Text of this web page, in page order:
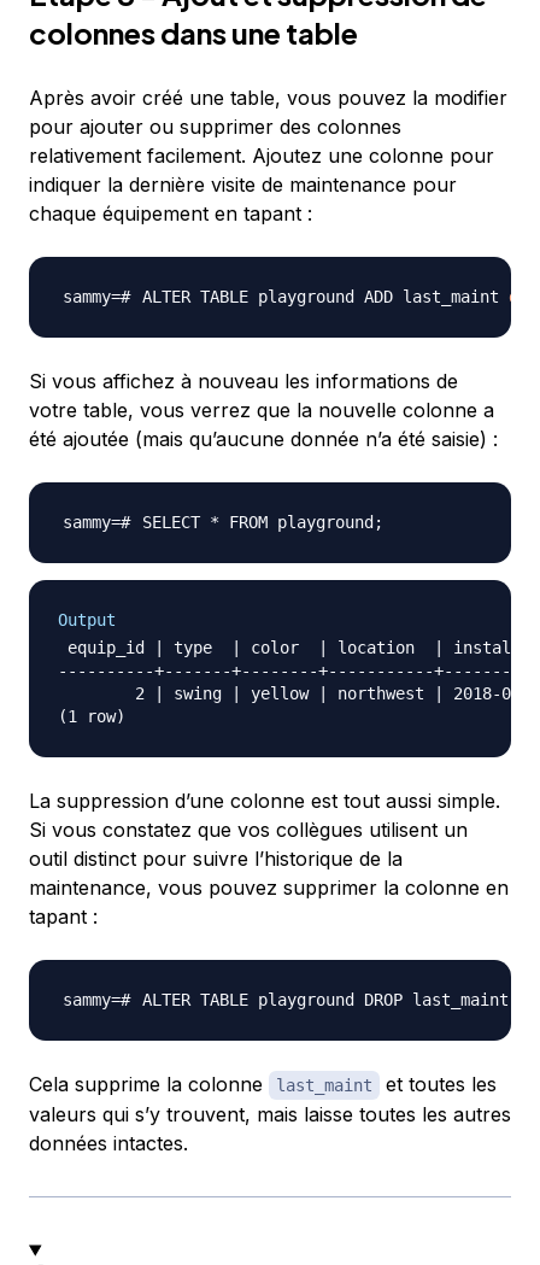
colonnes dans une table
Après avoir créé une table, vous pouvez la modifier
pour ajouter ou supprimer des colonnes
relativement facilement. Ajoutez une colonne pour
indiquer la dernière visite de maintenance pour
chaque équipement en tapant :
ALTER TABLE playground ADD last_maint
Si vous affichez à nouveau les informations de
votre table, vous verrez que la nouvelle colonne a
été ajoutée (mais qu’aucune donnée n’a été saisie) :
SELECT * FROM playground ;
Output
equip_id | type  | color  | location  |
----------+-------+--------+-----------
2 | swing | yellow | northwest | 2018-08-
La suppression d’une colonne est tout aussi simple.
Si vous constatez que vos collègues utilisent un
outil distinct pour suivre l’historique de la
maintenance, vous pouvez supprimer la colonne en
tapant :
ALTER TABLE playground DROP last_maint
Cela supprime la colonne last_maint
et toutes les
valeurs qui s’y trouvent, mais laisse toutes les autres
données intactes.